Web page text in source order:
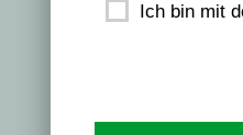
Ich bin mit